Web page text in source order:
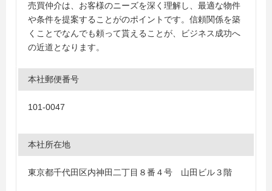
売買仲介は、お客様のニーズを深く理解し、最適な物件
や条件を提案することがのポイントです。信頼関係を築
くことでなんでも頼って貰えることが、ビジネス成功へ
の近道となります。
本社郵便番号
101-0047
本社所在地
東京都千代田区内神田二丁目８番４号 山田ビル３階